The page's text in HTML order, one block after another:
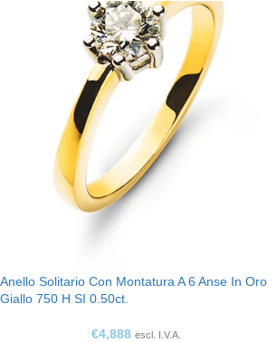
Anello Solitario Con Montatura A 6 Anse In Oro
Giallo 750 H SI 0.50ct.
€4,888 escl. I.V.A.